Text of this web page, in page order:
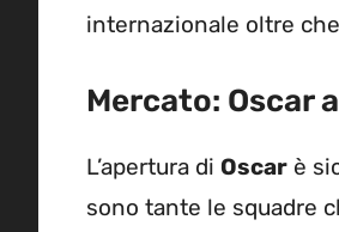
internazionale oltre
Mercato: Oscar
L’apertura di Oscar è
sono tante le squadre